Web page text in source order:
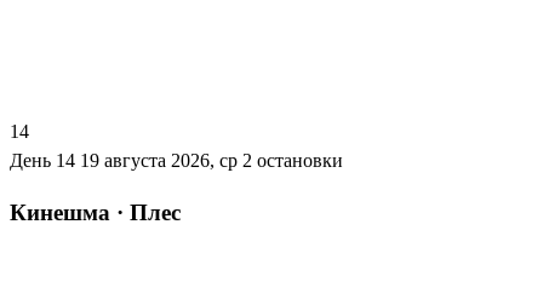
14
День 14 19 августа 2026, ср 2 остановки
Кинешма · Плес